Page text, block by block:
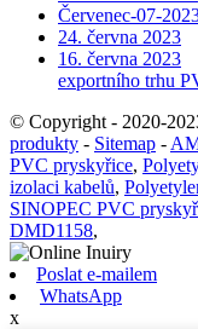
Červenec-07-
24. června 2023
16. června 2023
exportního trhu
© Copyright - 2020-
produkty - Sitemap -
PVC pryskyřice,
izolaci kabelů,
SINOPEC PVC
DMD1158,
Poslat e-mailem
WhatsApp
x